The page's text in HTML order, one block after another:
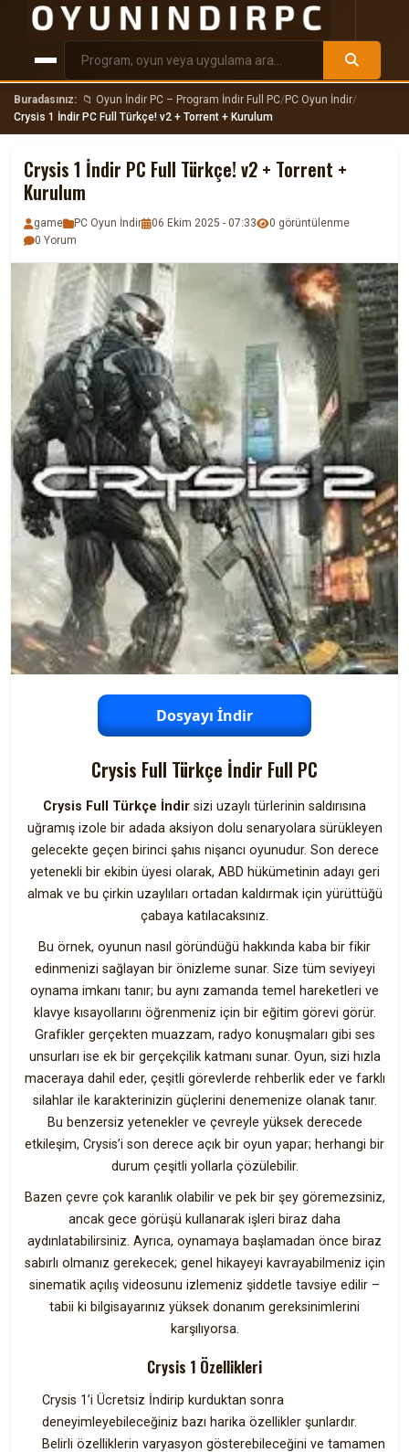
Buradasınız: 📁 Oyun İndir PC – Program İndir Full PC/PC Oyun İndir/
Crysis 1 İndir PC Full Türkçe! v2 + Torrent + Kurulum
Crysis 1 İndir PC Full Türkçe! v2 + Torrent +
Kurulum
game PC Oyun İndir 06 Ekim 2025 - 07:33
0 görüntülenme
0 Yorum
Dosyayı İndir
Crysis Full Türkçe İndir Full PC
Crysis Full Türkçe İndir sizi uzaylı türlerinin saldırısına
uğramış izole bir adada aksiyon dolu senaryolara sürükleyen
gelecekte geçen birinci şahıs nişancı oyunudur. Son derece
yetenekli bir ekibin üyesi olarak, ABD hükümetinin adayı geri
almak ve bu çirkin uzaylıları ortadan kaldırmak için yürüttüğü
çabaya katılacaksınız.
Bu örnek, oyunun nasıl göründüğü hakkında kaba bir fikir
edinmenizi sağlayan bir önizleme sunar. Size tüm seviyeyi
oynama imkanı tanır; bu aynı zamanda temel hareketleri ve
klavye kısayollarını öğrenmeniz için bir eğitim görevi görür.
Grafikler gerçekten muazzam, radyo konuşmaları gibi ses
unsurları ise ek bir gerçekçilik katmanı sunar. Oyun, sizi hızla
maceraya dahil eder, çeşitli görevlerde rehberlik eder ve farklı
silahlar ile karakterinizin güçlerini denemenize olanak tanır.
Bu benzersiz yetenekler ve çevreyle yüksek derecede
etkileşim, Crysis’i son derece açık bir oyun yapar; herhangi bir
durum çeşitli yollarla çözülebilir.
Bazen çevre çok karanlık olabilir ve pek bir şey göremezsiniz,
ancak gece görüşü kullanarak işleri biraz daha
aydınlatabilirsiniz. Ayrıca, oynamaya başlamadan önce biraz
sabırlı olmanız gerekecek; genel hikayeyi kavrayabilmeniz için
sinematik açılış videosunu izlemeniz şiddetle tavsiye edilir –
tabii ki bilgisayarınız yüksek donanım gereksinimlerini
karşılıyorsa.
Crysis 1 Özellikleri
Crysis 1’i Ücretsiz İndirip kurduktan sonra
deneyimleyebileceğiniz bazı harika özellikler şunlardır.
Belirli özelliklerin varyasyon gösterebileceğini ve tamamen